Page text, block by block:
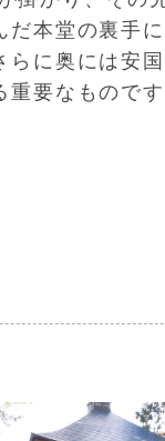
本堂の裏手
に奥には安
要なものです